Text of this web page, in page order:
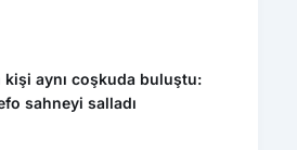
kişi aynı coşkuda buluştu:
sahneyi salladı